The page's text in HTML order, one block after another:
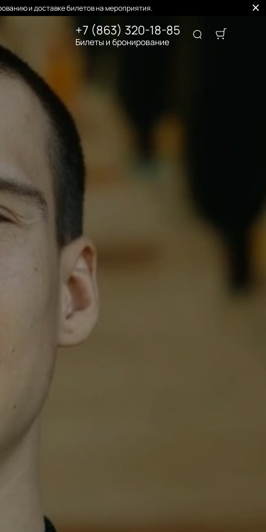
и доставке билетов на мероприятия.
+7 (863) 320-18-85
Билеты и бронирование